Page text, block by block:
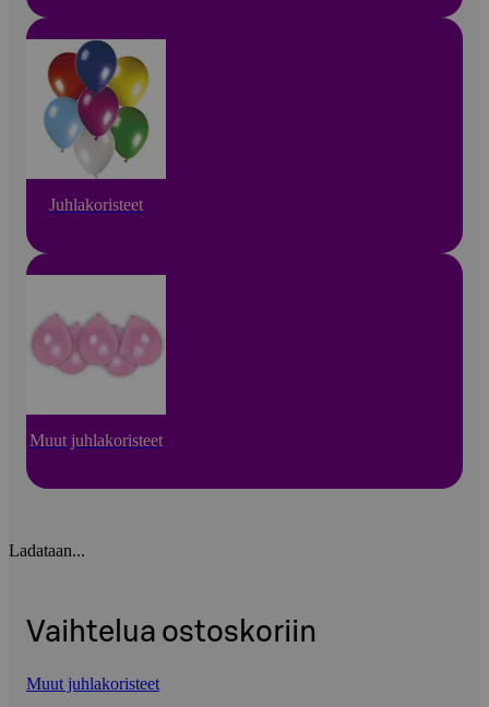
Juhlakoristeet
Muut juhlakoristeet
Ladataan...
Vaihtelua ostoskoriin
Muut juhlakoristeet